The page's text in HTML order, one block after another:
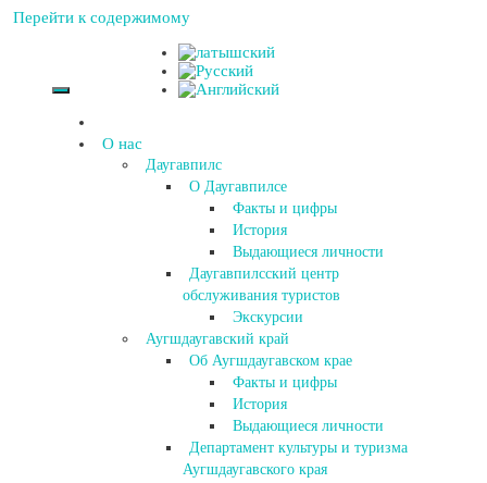
Перейти к содержимому
О нас
Даугавпилс
О Даугавпилсе
Факты и цифры
История
Выдающиеся личности
Даугавпилсский центр
обслуживания туристов
Экскурсии
Аугшдаугавский край
Об Аугшдаугавском крае
Факты и цифры
История
Выдающиеся личности
Департамент культуры и туризма
Аугшдаугавского края